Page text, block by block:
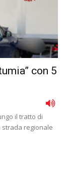
con 5
il tratto di
strada regionale